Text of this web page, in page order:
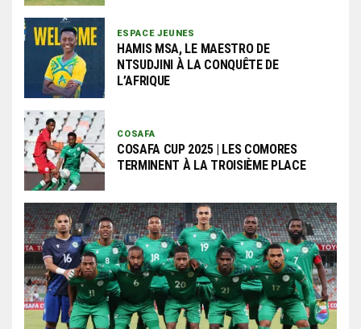
ESPACE JEUNES
HAMIS MSA, LE MAESTRO DE
NTSUDJINI À LA CONQUÊTE DE
L’AFRIQUE
COSAFA
COSAFA CUP 2025 | LES COMORES
TERMINENT À LA TROISIÈME PLACE